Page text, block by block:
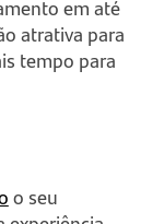
em até
atrativa para
tempo para
o seu